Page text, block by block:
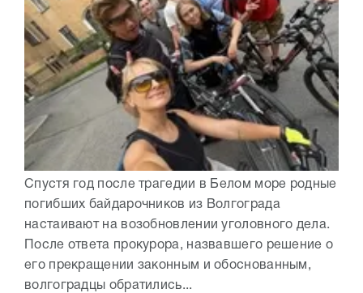
Спустя год после трагедии в Белом море родные
погибших байдарочников из Волгограда
настаивают на возобновлении уголовного дела.
После ответа прокурора, назвавшего решение о
его прекращении законным и обоснованным,
волгоградцы обратились...